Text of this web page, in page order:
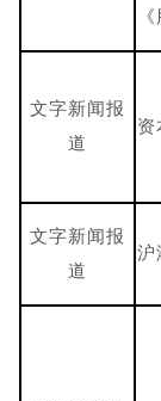
文字新闻报
道
资
文字新闻报
道
沪